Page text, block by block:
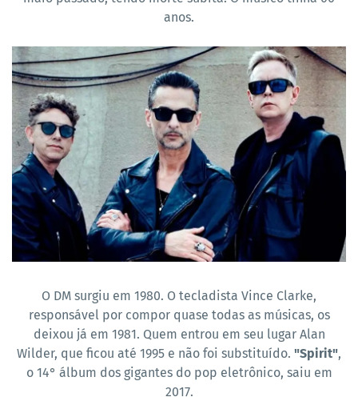
anos.
O DM surgiu em 1980. O tecladista Vince Clarke,
responsável por compor quase todas as músicas, os
deixou já em 1981. Quem entrou em seu lugar Alan
Wilder, que ficou até 1995 e não foi substituído. "Spirit",
o 14° álbum dos gigantes do pop eletrônico, saiu em
2017.